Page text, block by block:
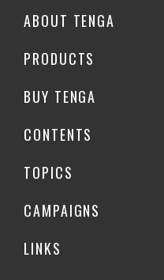
ABOUT TENGA
PRODUCTS
BUY TENGA
CONTENTS
TOPICS
CAMPAIGNS
LINKS